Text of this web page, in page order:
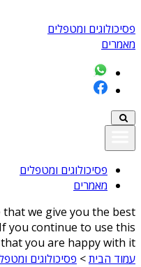
פסיכולוגים ומטפלים
מאמרים
פסיכולוגים ומטפלים
מאמרים
we give you the best
you continue to use this
you are happy with it
עמוד הבית> פסיכולוגים